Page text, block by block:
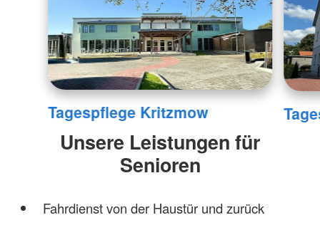
Tagespflege Kritzmow
Unsere Leistungen für
Senioren
Fahrdienst von der Haustür und zurück